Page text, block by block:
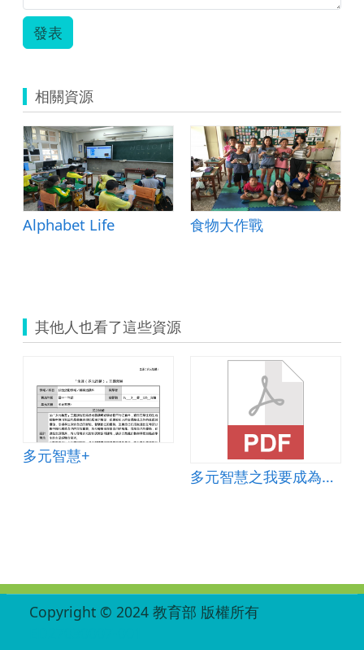
發表
相關資源
Alphabet Life 食物大作戰
其他人也看了這些資源
多元智慧+
多元智慧之我要成為海賊王
Copyright © 2024 教育部 版權所有